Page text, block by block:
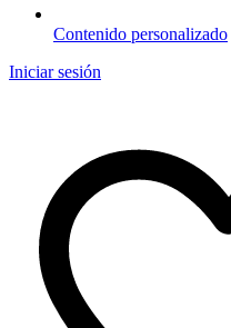
Contenido personalizado
Iniciar sesión